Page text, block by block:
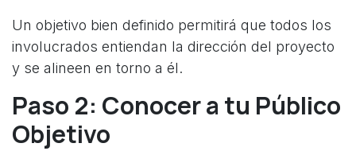
Un objetivo bien definido permitirá que todos los
involucrados entiendan la dirección del proyecto
y se alineen en torno a él.
Paso 2: Conocer a tu Público
Objetivo